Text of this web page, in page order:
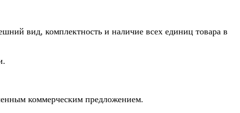
вид, комплектность и наличие всех единиц товара в
коммерческим предложением.